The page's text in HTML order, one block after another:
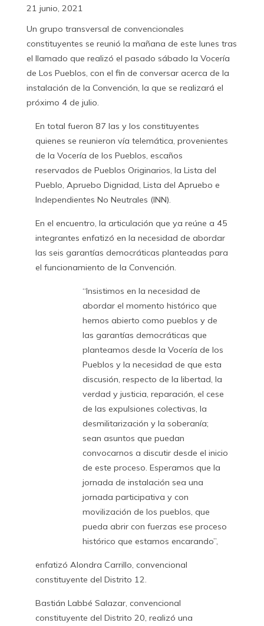
21 junio, 2021
Un grupo transversal de convencionales
constituyentes se reunió la mañana de este lunes tras
el llamado que realizó el pasado sábado la Vocería
de Los Pueblos, con el fin de conversar acerca de la
instalación de la Convención, la que se realizará el
próximo 4 de julio.
En total fueron 87 las y los constituyentes
quienes se reunieron vía telemática, provenientes
de la Vocería de los Pueblos, escaños
reservados de Pueblos Originarios, la Lista del
Pueblo, Apruebo Dignidad, Lista del Apruebo e
Independientes No Neutrales (INN).
En el encuentro, la articulación que ya reúne a 45
integrantes enfatizó en la necesidad de abordar
las seis garantías democráticas planteadas para
el funcionamiento de la Convención.
“Insistimos en la necesidad de
abordar el momento histórico que
hemos abierto como pueblos y de
las garantías democráticas que
planteamos desde la Vocería de los
Pueblos y la necesidad de que esta
discusión, respecto de la libertad, la
verdad y justicia, reparación, el cese
de las expulsiones colectivas, la
desmilitarización y la soberanía;
sean asuntos que puedan
convocarnos a discutir desde el inicio
de este proceso. Esperamos que la
jornada de instalación sea una
jornada participativa y con
movilización de los pueblos, que
pueda abrir con fuerzas ese proceso
histórico que estamos encarando”,
enfatizó Alondra Carrillo, convencional
constituyente del Distrito 12.
Bastián Labbé Salazar, convencional
constituyente del Distrito 20, realizó una